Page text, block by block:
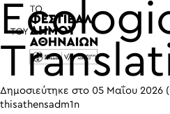
Κύρια
Δημοσιεύτηκε στο 05 Μαΐου 2026
thisathensadm1n